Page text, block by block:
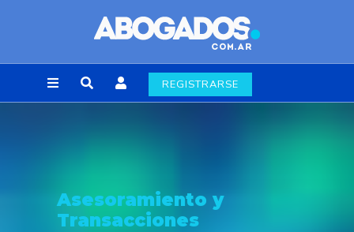
REGISTRARSE
Asesoramiento y
Transacciones